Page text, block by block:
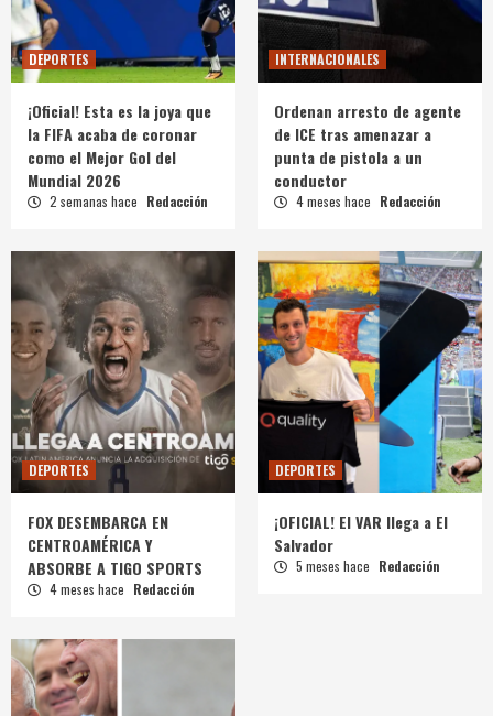
DEPORTES
¡Oficial! Esta es la joya que
la FIFA acaba de coronar
como el Mejor Gol del
Mundial 2026
2 semanas hace Redacción
INTERNACIONALES
Ordenan arresto de agente
de ICE tras amenazar a
punta de pistola a un
conductor
4 meses hace Redacción
DEPORTES
FOX DESEMBARCA EN
CENTROAMÉRICA Y
ABSORBE A TIGO SPORTS
4 meses hace Redacción
DEPORTES
¡OFICIAL! El VAR llega a El
Salvador
5 meses hace Redacción